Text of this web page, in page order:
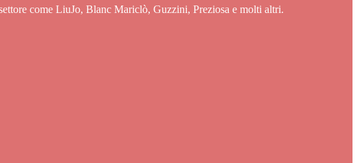
come LiuJo, Blanc Mariclò, Guzzini, Preziosa e molti altri.